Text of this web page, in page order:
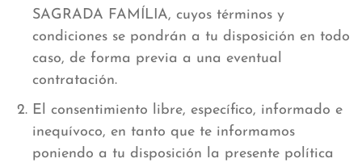
SAGRADA FAMÍLIA, cuyos términos y
condiciones se pondrán a tu disposición en todo
caso, de forma previa a una eventual
contratación.
El consentimiento libre, específico, informado e
inequívoco, en tanto que te informamos
poniendo a tu disposición la presente política